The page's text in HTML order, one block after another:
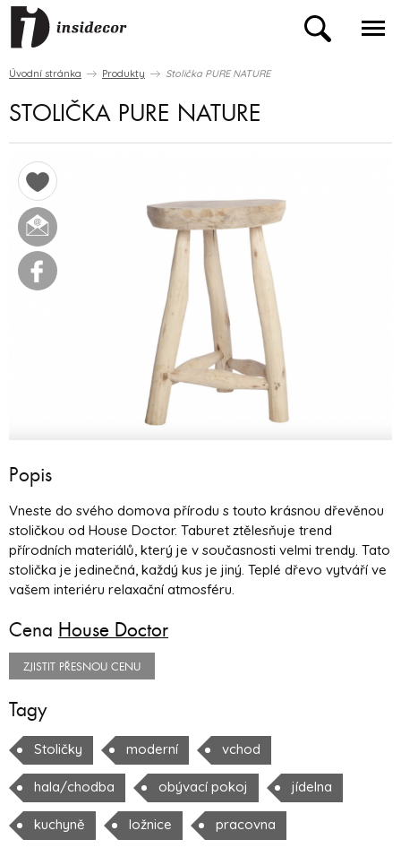
Úvodní stránka Produkty Stolička PURE NATURE
STOLIČKA PURE NATURE
Popis
Vneste do svého domova přírodu s touto krásnou dřevěnou
stoličkou od House Doctor. Taburet ztělesňuje trend
přírodních materiálů, který je v současnosti velmi trendy. Tato
stolička je jedinečná, každý kus je jiný. Teplé dřevo vytváří ve
vašem interiéru relaxační atmosféru.
Cena House Doctor
ZJISTIT PŘESNOU CENU
Tagy
Stoličky moderní vchod
hala/chodba obývací pokoj jídelna
kuchyně ložnice pracovna